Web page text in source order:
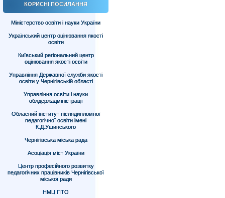
КОРИСНІ ПОСИЛАННЯ
Міністерство освіти і науки України
Український центр оцінювання якості
освіти
Київський регіональний центр
оцінювання якості освіти
Управління Державної служби якості
освіти у Чернігівській області
Управління освіти і науки
облдержадміністрації
Обласний інститут післядипломної
педагогічної освіти імені
К.Д.Ушинського
Чернігівська міська рада
Асоціація міст України
Центр професійного розвитку
педагогічних працівників Чернігівської
міської ради
НМЦ ПТО